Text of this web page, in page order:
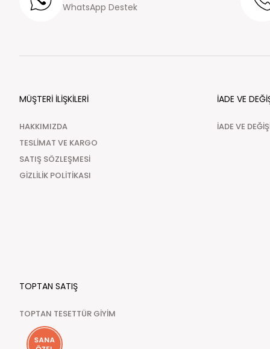
WhatsApp Destek
MÜŞTERİ İLİŞKİLERİ
HAKKIMIZDA
TESLİMAT VE KARGO
SATIŞ SÖZLEŞMESİ
GİZLİLİK POLİTİKASI
İADE VE
İADE VE
TOPTAN SATIŞ
TOPTAN TESETTÜR GİYİM